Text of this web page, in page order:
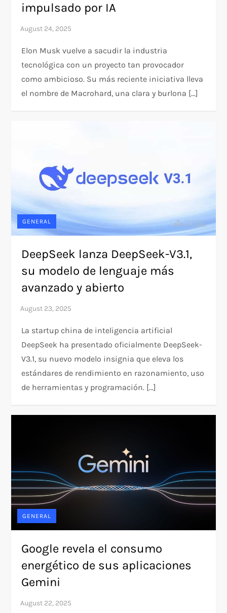
impulsado por IA
Elon Musk vuelve a sacudir la industria
tecnológica con un proyecto tan provocador
como ambicioso. Su más reciente iniciativa lleva
el nombre de Macrohard, una clara y burlona […]
GENERAL
DeepSeek lanza DeepSeek-V3.1,
su modelo de lenguaje más
avanzado y abierto
La startup china de inteligencia artificial
DeepSeek ha presentado oficialmente DeepSeek-
V3.1, su nuevo modelo insignia que eleva los
estándares de rendimiento en razonamiento, uso
de herramientas y programación. […]
GENERAL
Google revela el consumo
energético de sus aplicaciones
Gemini